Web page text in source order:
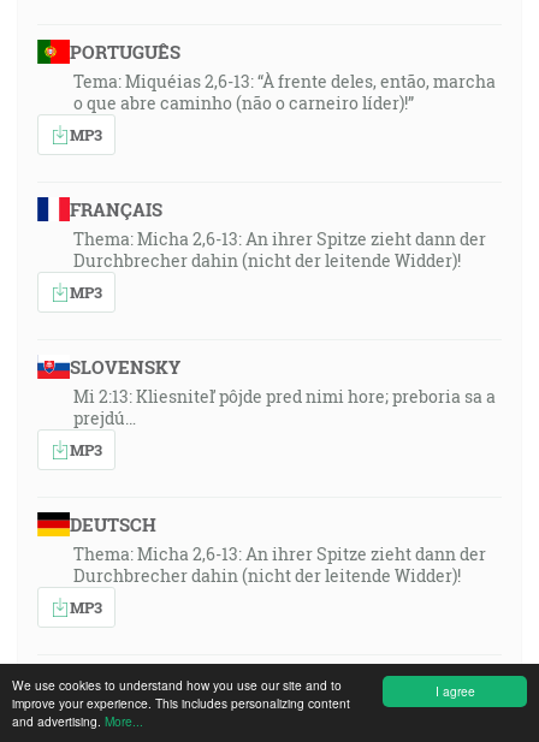
I agree
We use cookies to understand how you use our site and to
improve your experience. This includes personalizing content
and advertising. More...
PORTUGUÊS
Tema: Miquéias 2,6-13: “À frente deles, então, marcha
o que abre caminho (não o carneiro líder)!”
MP3
FRANÇAIS
Thema: Micha 2,6-13: An ihrer Spitze zieht dann der
Durchbrecher dahin (nicht der leitende Widder)!
MP3
SLOVENSKY
Mi 2:13: Kliesniteľ pôjde pred nimi hore; preboria sa a
prejdú…
MP3
DEUTSCH
Thema: Micha 2,6-13: An ihrer Spitze zieht dann der
Durchbrecher dahin (nicht der leitende Widder)!
MP3
ITALIANO
Tema: Michea 2,6-13: «Allora, in testa a loro marcerà
colui che apre la strada (non l’ariete che guida)!»